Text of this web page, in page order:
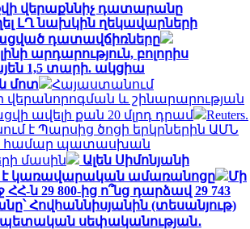
վերաքննիչ դատարանը
ԼՂ նախկին ղեկավարների
դատավճիռները
արդարություն, բոլորիս
1,5 տարի. ակցիա
մոտ
Հայաստանում
և շինարարության
ավելի քան 20 մլրդ դրամ
Reuters.
է Պարսից ծոցի երկրներին ԱՄՆ
համար պատասխան
մասին
Ալեն Սիմոնյանի
է կառավարական ամառանոցը
Մի
ն 29 800-ից ո՞նց դարձավ 29 743
Հովհաննիսյանին (տեսանյութ)
պետական սեփականության․